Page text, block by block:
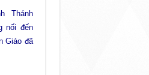
Thánh
nối đến
Giáo đã